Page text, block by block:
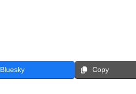
Bluesky Copy